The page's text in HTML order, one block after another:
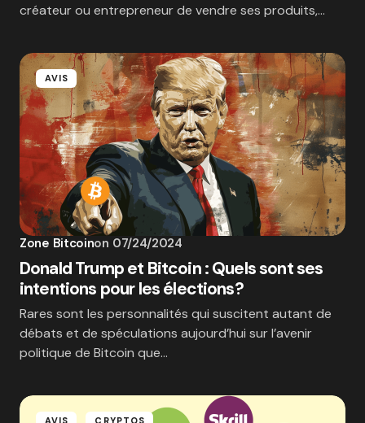
créateur ou entrepreneur de vendre ses produits,…
AVIS
Zone Bitcoinon 07/24/2024
Donald Trump et Bitcoin : Quels sont ses
intentions pour les élections?
Rares sont les personnalités qui suscitent autant de
débats et de spéculations aujourd’hui sur l’avenir
politique de Bitcoin que…
AVIS CRYPTOS